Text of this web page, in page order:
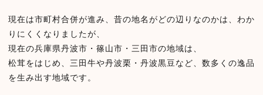
現在は市町村合併が進み、昔の地名がどの辺りなのかは、わか
りにくくなりましたが、
現在の兵庫県丹波市・篠山市・三田市の地域は、
松茸をはじめ、三田牛や丹波栗・丹波黒豆など、数多くの逸品
を生み出す地域です。